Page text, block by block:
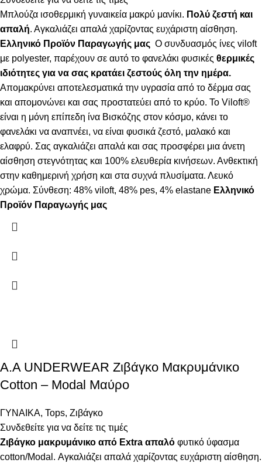
Μπλούζα ισοθερμική γυναικεία μακρύ μανίκι. Πολύ ζεστή και
απαλή. Αγκαλιάζει απαλά χαρίζοντας ευχάριστη αίσθηση.
Ελληνικό Προϊόν Παραγωγής μας Ο συνδυασμός ίνες viloft
με polyester, παρέχουν σε αυτό το φανελάκι φυσικές θερμικές
ιδιότητες για να σας κρατάει ζεστούς όλη την ημέρα.
Απομακρύνει αποτελεσματικά την υγρασία από το δέρμα σας
και απομονώνει και σας προστατεύει από το κρύο. Το Viloft®
είναι η μόνη επίπεδη ίνα Βισκόζης στον κόσμο, κάνει το
φανελάκι να αναπνέει, να είναι φυσικά ζεστό, μαλακό και
ελαφρύ. Σας αγκαλιάζει απαλά και σας προσφέρει μια άνετη
αίσθηση στεγνότητας και 100% ελευθερία κινήσεων. Ανθεκτική
στην καθημερινή χρήση και στα συχνά πλυσίματα. Λευκό
χρώμα. Σύνθεση: 48% viloft, 48% pes, 4% elastane Ελληνικό
Προϊόν Παραγωγής μας
Α.A UNDERWEAR Ζιβάγκο Μακρυμάνικο
Cotton – Modal Μαύρο
ΓΥΝΑΙΚΑ, Tops, Ζιβάγκο
Συνδεθείτε για να δείτε τις τιμές
Ζιβάγκο μακρυμάνικο από Extra απαλό φυτικό ύφασμα
cotton/Modal. Αγκαλιάζει απαλά χαρίζοντας ευχάριστη αίσθηση.